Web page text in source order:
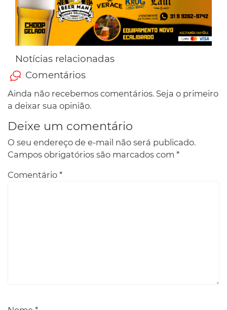
Notícias relacionadas
Comentários
Ainda não recebemos comentários. Seja o primeiro
a deixar sua opinião.
Deixe um comentário
O seu endereço de e-mail não será publicado.
Campos obrigatórios são marcados com *
Comentário *